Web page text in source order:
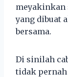
meyakinkan
yang dibuat
bersama.
Di sinilah
tidak